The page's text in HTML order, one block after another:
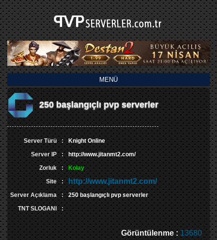
MENÜ
250 başlangıçlı pvp serverler
Server Türü :
Knight Online
Server IP
:
http://www.jitanmt2.com/
Zorluk
:
Kolay
Site
: http://www.jitanmt2.com/
Server Açıklama :
250 başlangıçlı pvp serverler
TNT SLOGANI
:
Görüntülenme : 13680